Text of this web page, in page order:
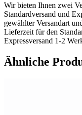
Wir bieten Ihnen zwei
Standardversand und
gewählter Versandart
Lieferzeit für den
Expressversand 1-2
Ähnliche